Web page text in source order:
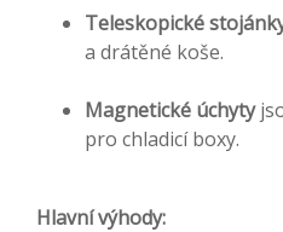
Teleskopické
a drátěné koše.
Magnetické úchyty
pro chladicí boxy.
Hlavní výhody: